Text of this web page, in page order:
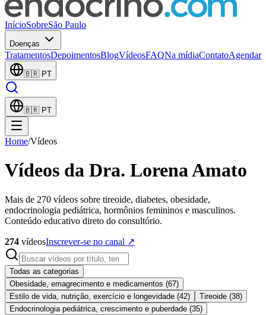
InícioSobreSão Paulo
Doenças
TratamentosDepoimentosBlogVídeosFAQNa mídiaContatoAgendar
🇧🇷 PT
🇧🇷 PT
Home/Vídeos
Vídeos da Dra. Lorena Amato
Mais de 270 vídeos sobre tireoide, diabetes, obesidade,
endocrinologia pediátrica, hormônios femininos e masculinos.
Conteúdo educativo direto do consultório.
274 vídeosInscrever-se no canal ↗
Todas as categorias
Obesidade, emagrecimento e medicamentos (67)
Estilo de vida, nutrição, exercício e longevidade (42) Tireoide (38)
Endocrinologia pediátrica, crescimento e puberdade (35)